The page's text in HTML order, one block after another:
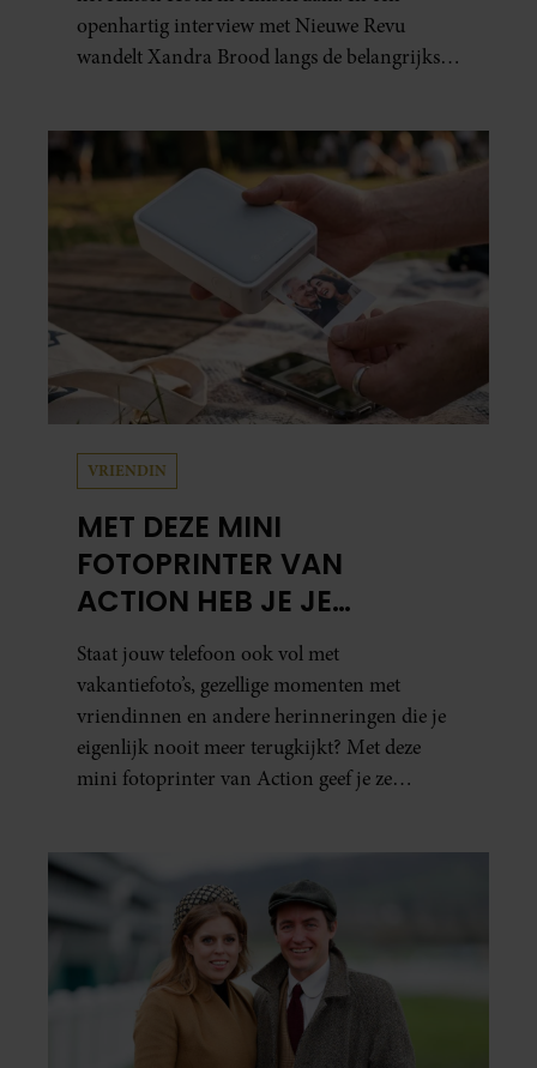
openhartig interview met Nieuwe Revu
wandelt Xandra Brood langs de belangrijkste
Leidsedwarsstraat roept een stortvloed aan
herinneringen op. Daar begon hun leven
samen en werd dochter Lola geboren.
VRIENDIN
MET DEZE MINI
FOTOPRINTER VAN
ACTION HEB JE JE
FAVORIETE FOTO’S BINNEN
ÉÉN MINUUT IN HANDEN
Staat jouw telefoon ook vol met
vakantiefoto’s, gezellige momenten met
vriendinnen en andere herinneringen die je
eigenlijk nooit meer terugkijkt? Met deze
mini fotoprinter van Action geef je ze
al in handen.